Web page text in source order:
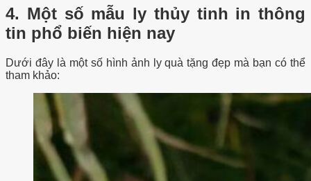
4. Một số mẫu ly thủy tinh in thông
tin phổ biến hiện nay
Dưới đây là một số hình ảnh ly quà tặng đẹp mà bạn có thể
tham khảo: